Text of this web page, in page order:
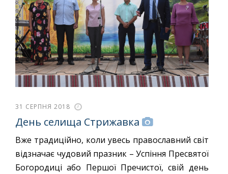
31 СЕРПНЯ 2018
День селища Стрижавка
Вже традиційно, коли увесь православний світ
відзначає чудовий празник – Успіння Пресвятої
Богородиці або Першої Пречистої, свій день